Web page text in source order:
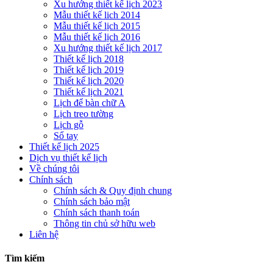
Xu hướng thiết kế lịch 2023
Mẫu thiết kế lich 2014
Mẫu thiết kế lịch 2015
Mẫu thiết kế lịch 2016
Xu hướng thiết kế lịch 2017
Thiết kế lịch 2018
Thiết kế lịch 2019
Thiết kế lịch 2020
Thiết kế lịch 2021
Lịch để bàn chữ A
Lịch treo tường
Lịch gỗ
Sổ tay
Thiết kế lịch 2025
Dịch vụ thiết kế lịch
Về chúng tôi
Chính sách
Chính sách & Quy định chung
Chính sách bảo mật
Chính sách thanh toán
Thông tin chủ sở hữu web
Liên hệ
Tìm kiếm